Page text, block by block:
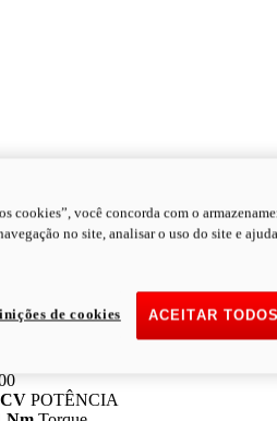
CV POTÊNCIA
cookies”, você concorda com o
no site, analisar o uso do site e
ACEITAR
de cookies